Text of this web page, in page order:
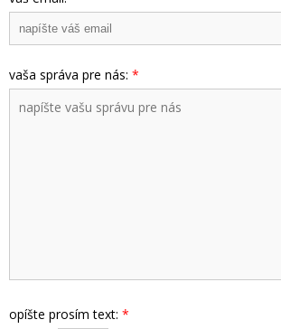
vaša správa pre nás: *
opíšte prosím text: *